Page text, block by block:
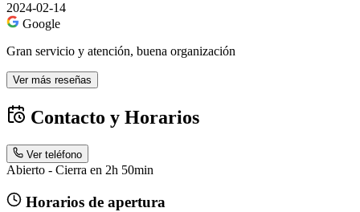
2024-02-14
Google
Gran servicio y atención, buena organización
Ver más reseñas
Contacto y Horarios
Ver teléfono
Abierto - Cierra en 2h 50min
Horarios de apertura